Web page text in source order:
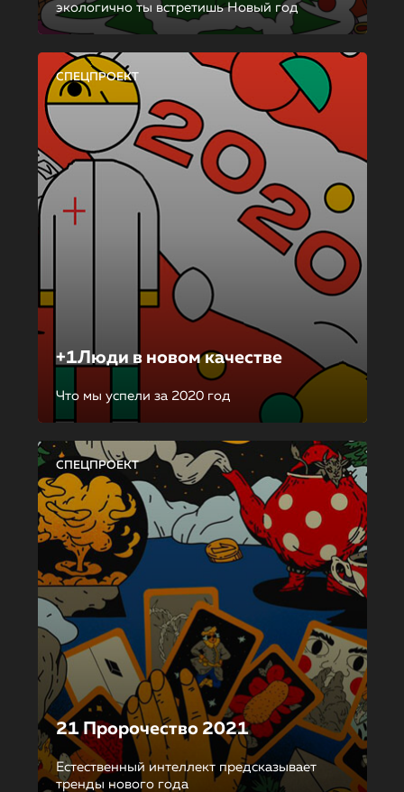
экологично ты встретишь Новый год
СПЕЦПРОЕКТ
+1Люди в новом качестве
Что мы успели за 2020 год
СПЕЦПРОЕКТ
21 Пророчество 2021
Естественный интеллект предсказывает
тренды нового года